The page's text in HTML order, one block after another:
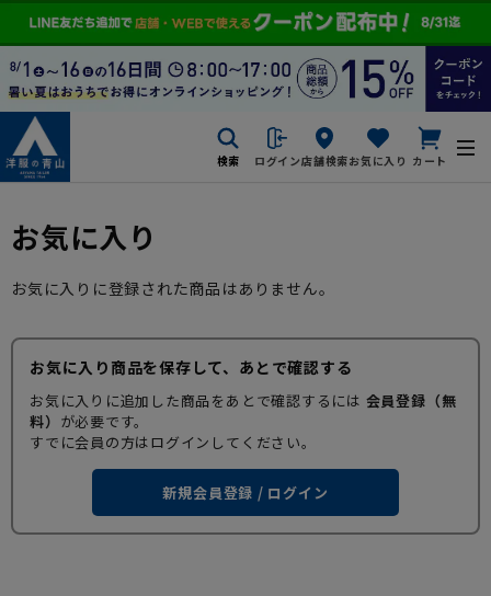
検索 ログイン店舗検索お気に入り カート
お気に入り
お気に入りに登録された商品はありません。
お気に入り商品を保存して、あとで確認する
お気に入りに追加した商品をあとで確認するには 会員登録（無
料） が必要です。
すでに会員の方はログインしてください。
新規会員登録 / ログイン